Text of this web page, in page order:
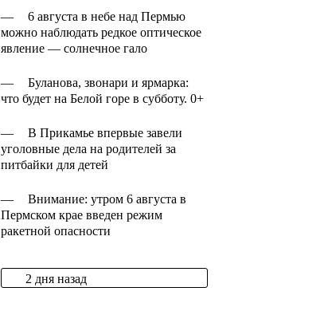
—
6 августа в небе над Пермью
можно наблюдать редкое оптическое
явление — солнечное гало
—
Буланова, звонари и ярмарка:
что будет на Белой горе в субботу. 0+
—
В Прикамье впервые завели
уголовные дела на родителей за
питбайки для детей
—
Внимание: утром 6 августа в
Пермском крае введен режим
ракетной опасности
2 дня назад